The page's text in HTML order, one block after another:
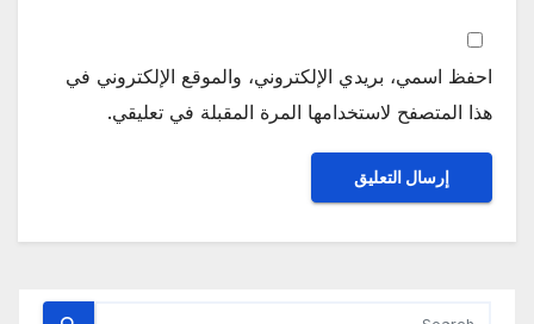
احفظ اسمي، بريدي الإلكتروني، والموقع الإلكتروني في
هذا المتصفح لاستخدامها المرة المقبلة في تعليقي.